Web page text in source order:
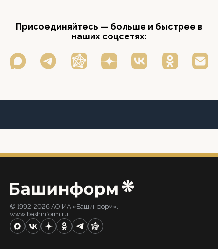
Присоединяйтесь — больше и быстрее в
наших соцсетях:
© 1992-2026 АО ИА «Башинформ».
www.bashinform.ru